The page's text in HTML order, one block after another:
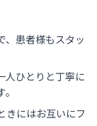
、患者様もスタッ
人ひとりと丁寧に
きにはお互いにフ